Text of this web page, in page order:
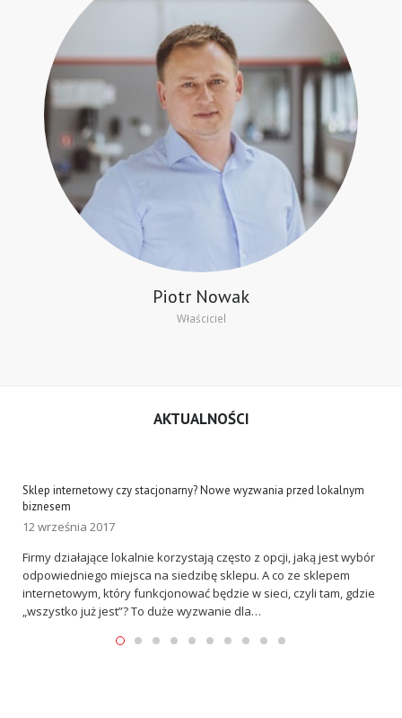
Piotr Nowak
Właściciel
AKTUALNOŚCI
Sklep internetowy czy stacjonarny? Nowe wyzwania przed lokalnym
biznesem
12 września 2017
Firmy działające lokalnie korzystają często z opcji, jaką jest wybór
odpowiedniego miejsca na siedzibę sklepu. A co ze sklepem
internetowym, który funkcjonować będzie w sieci, czyli tam, gdzie
„wszystko już jest”? To duże wyzwanie dla…